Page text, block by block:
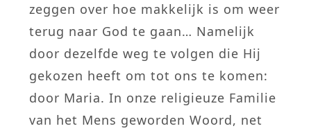
zeggen over hoe makkelijk is om weer
terug naar God te gaan… Namelijk
door dezelfde weg te volgen die Hij
gekozen heeft om tot ons te komen:
door Maria. In onze religieuze Familie
van het Mens geworden Woord, net